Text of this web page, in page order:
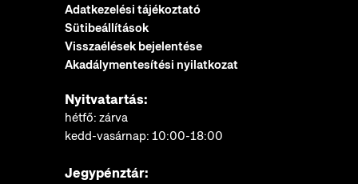
Adatkezelési tájékoztató
Sütibeállítások
Visszaélések bejelentése
Akadálymentesítési nyilatkozat
Nyitvatartás:
hétfő: zárva
kedd-vasárnap: 10:00-18:00
Jegypénztár: